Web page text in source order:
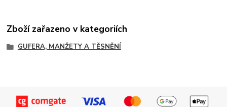
Zboží zařazeno v kategoriích
GUFERA, MANŽETY A TĚSNĚNÍ